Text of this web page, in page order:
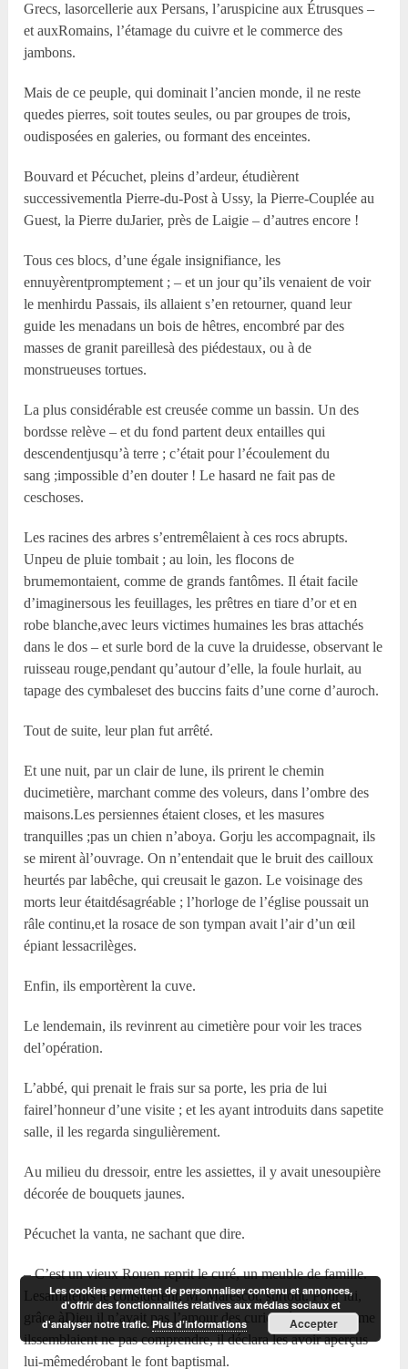
Grecs, lasorcellerie aux Persans, l’aruspicine aux Étrusques –
et auxRomains, l’étamage du cuivre et le commerce des
jambons.
Mais de ce peuple, qui dominait l’ancien monde, il ne reste
quedes pierres, soit toutes seules, ou par groupes de trois,
oudisposées en galeries, ou formant des enceintes.
Bouvard et Pécuchet, pleins d’ardeur, étudièrent
successivementla Pierre-du-Post à Ussy, la Pierre-Couplée au
Guest, la Pierre duJarier, près de Laigie – d’autres encore !
Tous ces blocs, d’une égale insignifiance, les
ennuyèrentpromptement ; – et un jour qu’ils venaient de voir
le menhirdu Passais, ils allaient s’en retourner, quand leur
guide les menadans un bois de hêtres, encombré par des
masses de granit pareillesà des piédestaux, ou à de
monstrueuses tortues.
La plus considérable est creusée comme un bassin. Un des
bordsse relève – et du fond partent deux entailles qui
descendentjusqu’à terre ; c’était pour l’écoulement du
sang ;impossible d’en douter ! Le hasard ne fait pas de
ceschoses.
Les racines des arbres s’entremêlaient à ces rocs abrupts.
Unpeu de pluie tombait ; au loin, les flocons de
brumemontaient, comme de grands fantômes. Il était facile
d’imaginersous les feuillages, les prêtres en tiare d’or et en
robe blanche,avec leurs victimes humaines les bras attachés
dans le dos – et surle bord de la cuve la druidesse, observant le
ruisseau rouge,pendant qu’autour d’elle, la foule hurlait, au
tapage des cymbaleset des buccins faits d’une corne d’auroch.
Tout de suite, leur plan fut arrêté.
Et une nuit, par un clair de lune, ils prirent le chemin
ducimetière, marchant comme des voleurs, dans l’ombre des
maisons.Les persiennes étaient closes, et les masures
tranquilles ;pas un chien n’aboya. Gorju les accompagnait, ils
se mirent àl’ouvrage. On n’entendait que le bruit des cailloux
heurtés par labêche, qui creusait le gazon. Le voisinage des
morts leur étaitdésagréable ; l’horloge de l’église poussait un
râle continu,et la rosace de son tympan avait l’air d’un œil
épiant lessacrilèges.
Enfin, ils emportèrent la cuve.
Le lendemain, ils revinrent au cimetière pour voir les traces
del’opération.
L’abbé, qui prenait le frais sur sa porte, les pria de lui
fairel’honneur d’une visite ; et les ayant introduits dans sapetite
salle, il les regarda singulièrement.
Au milieu du dressoir, entre les assiettes, il y avait unesoupière
décorée de bouquets jaunes.
Pécuchet la vanta, ne sachant que dire.
– C’est un vieux Rouen reprit le curé, un meuble de famille.
Lesamateurs le considèrent, M. Marescot, surtout. Pour lui,
grâce àDieu il n’avait pas l’amour des curiosités ; – et comme
ilssemblaient ne pas comprendre, il déclara les avoir aperçus
lui-mêmedérobant le font baptismal.
Les cookies permettent de personnaliser contenu et annonces,
d'offrir des fonctionnalités relatives aux médias sociaux et
d'analyser notre trafic.Plus d’informations Accepter